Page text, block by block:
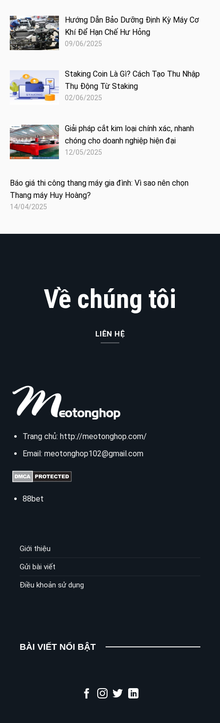
Hướng Dẫn Bảo Dưỡng Định Kỳ Máy Cơ
Khí Để Hạn Chế Hư Hỏng
09/06/2025
Staking Coin Là Gì? Cách Tạo Thu Nhập
Thụ Động Từ Staking
02/06/2025
Giải pháp cắt kim loại chính xác, nhanh
chóng cho doanh nghiệp hiện đại
12/05/2025
Báo giá thi công thang máy gia đình: Vì sao nên chọn
Thang máy Huy Hoàng?
14/04/2025
Về chúng tôi
LIÊN HỆ
Trang chủ: http://meotonghop.com/
Email: meotonghop102@gmail.com
88bet
Giới thiệu
Gửi bài viết
Điều khoản sử dụng
BÀI VIẾT NỔI BẬT